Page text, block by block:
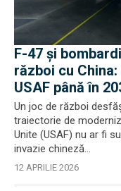
F-47 și
război cu
USAF până în
Un joc de război
traiectorie de
Unite (USAF) nu ar fi
invazie chineză...
12 APRILIE 2026